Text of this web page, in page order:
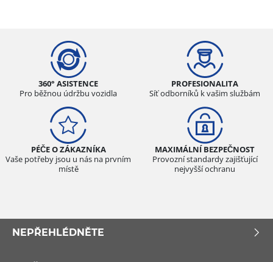
360° ASISTENCE
Pro běžnou údržbu vozidla
PROFESIONALITA
Síť odborníků k vašim službám
PÉČE O ZÁKAZNÍKA
Vaše potřeby jsou u nás na prvním
místě
MAXIMÁLNÍ BEZPEČNOST
Provozní standardy zajišťující
nejvyšší ochranu
NEPŘEHLÉDNĚTE